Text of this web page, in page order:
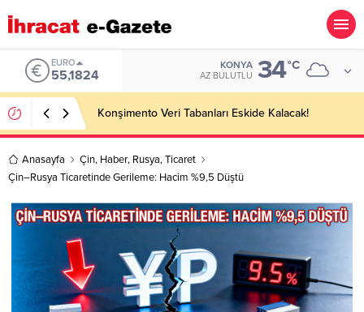
ALTIN
6.662,10
KONYA
AZ BULUTLU 34°C
Hotel Towel Importer Companies Lists
Anasayfa Çin, Haber, Rusya,Ticaret
Çin–Rusya Ticaretinde Gerileme: Hacim %9,5 Düştü